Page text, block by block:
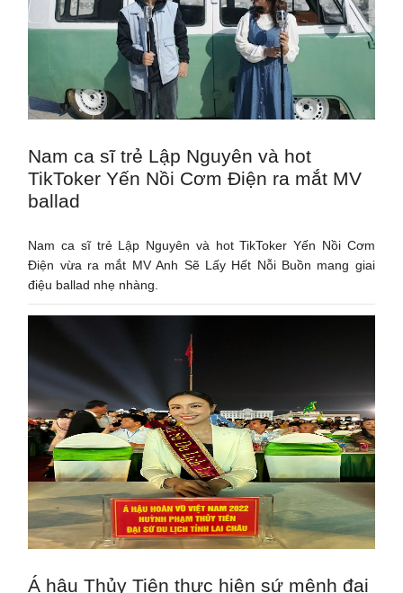
Nam ca sĩ trẻ Lập Nguyên và hot
TikToker Yến Nồi Cơm Điện ra mắt MV
ballad
Nam ca sĩ trẻ Lập Nguyên và hot TikToker Yến Nồi Cơm
Điện vừa ra mắt MV Anh Sẽ Lấy Hết Nỗi Buồn mang giai
điệu ballad nhẹ nhàng.
Á hậu Thủy Tiên thực hiện sứ mệnh đại